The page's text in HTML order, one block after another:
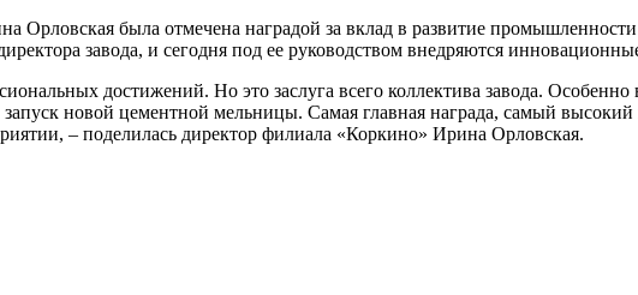
Орловская была отмечена наградой за вклад в развитие
завода, и сегодня под ее руководством внедряются
достижений. Но это заслуга всего коллектива завода.
новой цементной мельницы. Самая главная награда, самый высокий
– поделилась директор филиала «Коркино» Ирина Орловская.